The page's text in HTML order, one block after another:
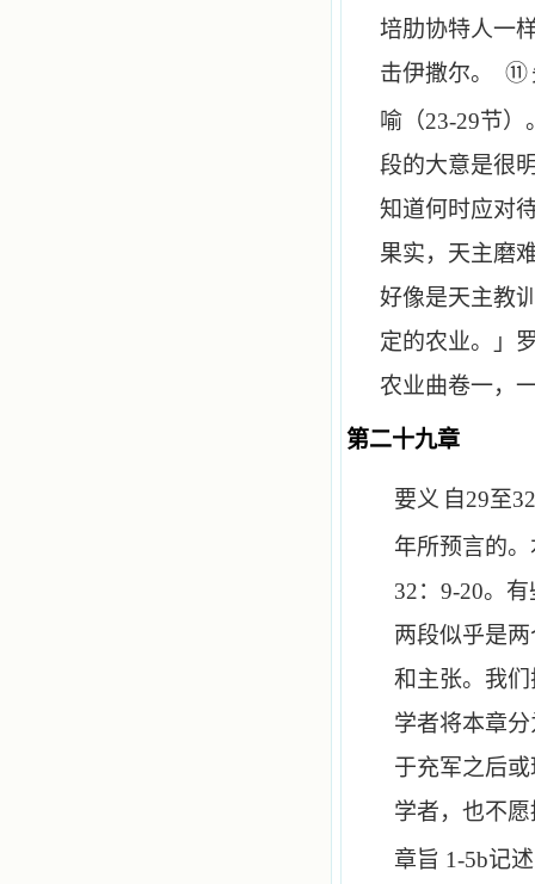
培肋协特人一
击伊撒尔。
⑪
喻（23-29节）
段的大意是很
知道何时应对
果实，天主磨
好像是天主教
定的农业。」
农业曲卷一，
第二十九章
要义 自 29至32
年所预言的
32： 9-20。
两段似乎是
和主张。我
学者将本章
于充军之后
学者，也不
章旨 1-5b记